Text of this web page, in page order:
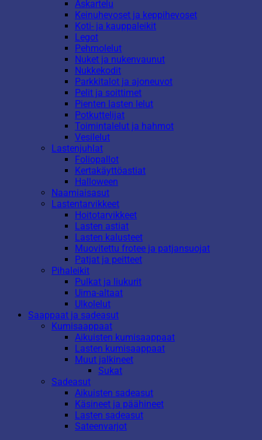
Askartelu
Keinuhevoset ja keppihevoset
Koti- ja kauppaleikit
Legot
Pehmolelut
Nuket ja nukenvaunut
Nukkekodit
Parkkitalot ja ajoneuvot
Pelit ja soittimet
Pienten lasten lelut
Potkuttelijat
Toimintalelut ja hahmot
Vesilelut
Lastenjuhlat
Foliopallot
Kertakäyttöastiat
Halloween
Naamiaisasut
Lastentarvikkeet
Hoitotarvikkeet
Lasten astiat
Lasten kalusteet
Muovitettu frotee ja patjansuojat
Patjat ja peitteet
Pihaleikit
Pulkat ja liukurit
Uima-altaat
Ulkolelut
Saappaat ja sadeasut
Kumisaappaat
Aikuisten kumisaappaat
Lasten kumisaappaat
Muut jalkineet
Sukat
Sadeasut
Aikuisten sadeasut
Käsineet ja päähineet
Lasten sadeasut
Sateenvarjot